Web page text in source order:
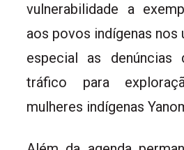
vulnerabilidade a
aos povos indígenas nos
especial as denúncias
tráfico para
mulheres indígenas